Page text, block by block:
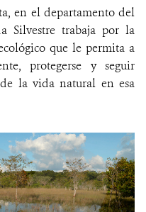
COMUNICACIÓN
WCS
QUEJAS Y RECLAMOS
en el departamento del
Silvestre trabaja por la
que le permita a
protegerse y seguir
la vida natural en esa